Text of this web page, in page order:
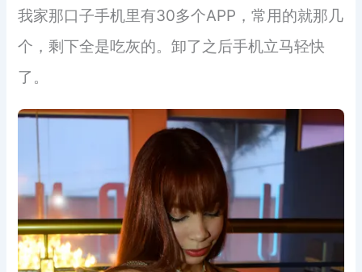
我家那口子手机里有30多个APP，常用的就那几
个，剩下全是吃灰的。卸了之后手机立马轻快
了。